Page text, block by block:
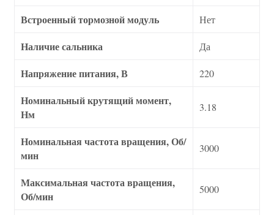
Встроенный тормозной модуль Нет
Наличие сальника Да
Напряжение питания, В 220
Номинальный крутящий момент,
Нм
3.18
Номинальная частота вращения, Об/
мин
3000
Максимальная частота вращения,
Об/мин
5000